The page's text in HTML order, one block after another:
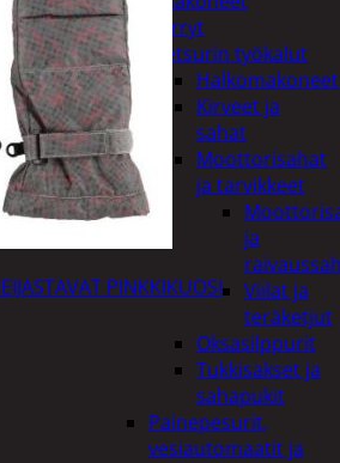
Kärryt
Metsurin työkalut
Halkomakoneet
Kirveet ja
sahat
Moottorisahat
ja tarvikkeet
ja
Viilat ja
teräketjut
Oksasilppurit
Tukkisakset ja
sahapukit
Painepesurit,
vesiautomaatit ja
PINKKIKUOSI